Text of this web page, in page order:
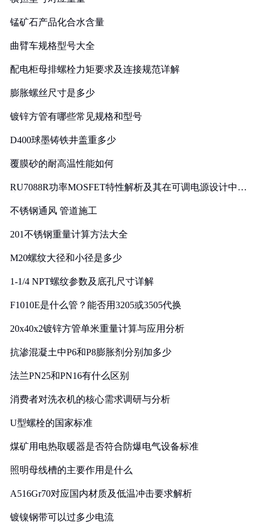
锰矿石产品化合水含量
曲臂车规格型号大全
配电柜母排螺栓力矩要求及连接规范详解
膨胀螺丝尺寸是多少
镀锌方管有哪些常见规格和型号
D400球墨铸铁井盖重多少
覆膜砂的耐高温性能如何
RU7088R功率MOSFET特性解析及其在可调电源设计中的
不锈钢通风 管道施工
201不锈钢重量计算方法大全
M20螺纹大径和小径是多少
1-1/4 NPT螺纹参数及底孔尺寸详解
F1010E是什么管？能否用3205或3505代换
20x40x2镀锌方管单米重量计算与应用分析
抗渗混凝土中P6和P8膨胀剂分别加多少
法兰PN25和PN16有什么区别
消费者对洗衣机的核心需求调研与分析
U型螺栓的国家标准
煤矿用电热取暖器是否符合防爆电气设备标准
照明母线槽的主要作用是什么
A516Gr70对应国内材质及低温冲击要求解析
镀镍钢带可以过多少电流